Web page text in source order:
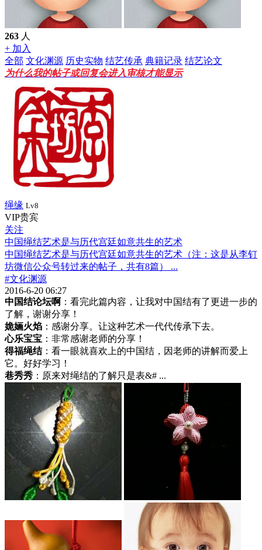
263 人
+ 加入
全部 文化渊源 历史实物 结艺传承 典籍记录 结艺论文
为什么我的帖子或回复会进入审核才能显示
绳缘 Lv8
VIP贵宾
关注
中国绳结艺术是与历代宫廷如意共生的艺术
中国绳结艺术是与历代宫廷如意共生的艺术（注：这是从李钉
坊微信公众号转过来的帖子，共有8篇） ...
#文化渊源
2016-6-20 06:27
中国结论坛啊 ：看完此篇内容，让我对中国结有了更进一步的
了解，谢谢分享！
姽婳火焰 ：感谢分享。让这种艺术一代代传承下去。
心乐宝宝 ：非常感谢老师的分享！
得福绳结：看一眼就喜欢上的中国结，因老师的讲解而爱上
它。好好学习！
巷秀秀 ：原来对绳结的了解只是表&# ...